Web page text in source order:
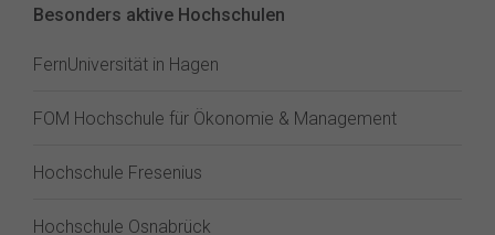
Besonders aktive Hochschulen
FernUniversität in Hagen
FOM Hochschule für Ökonomie & Management
Hochschule Fresenius
Hochschule Osnabrück